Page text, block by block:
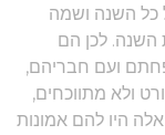
השנה ושמה
השנה. לכן הם
ועם חבריהם,
ולא מתווכחים,
היו להם אמונות